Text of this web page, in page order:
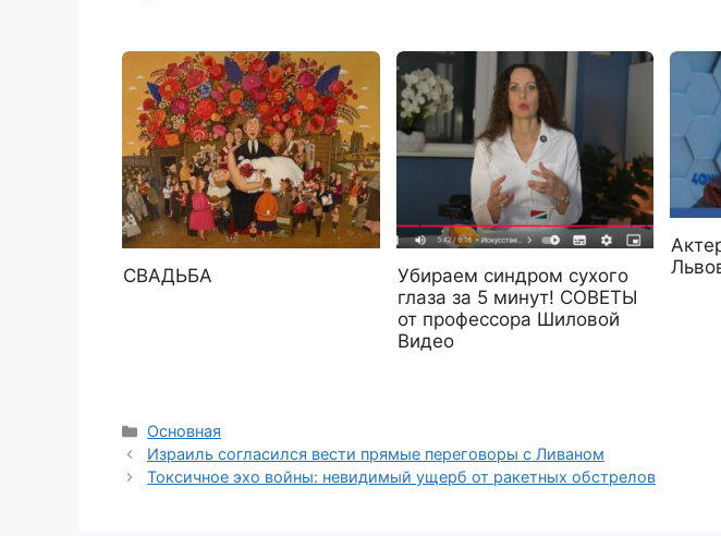
СВАДЬБА
Убираем синдром сухого
глаза за 5 минут! СОВЕТЫ
от профессора Шиловой
Видео
Рубрики
Основная
Израиль согласился вести прямые переговоры с Ливаном
Токсичное эхо войны: невидимый ущерб от ракетных обстрелов